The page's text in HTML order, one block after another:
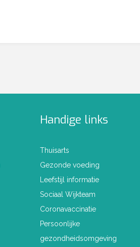
Handige links
Thuisarts
Gezonde voeding
Leefstijl informatie
Sociaal Wijkteam
Coronavaccinatie
Persoonlijke
gezondheidsomgeving